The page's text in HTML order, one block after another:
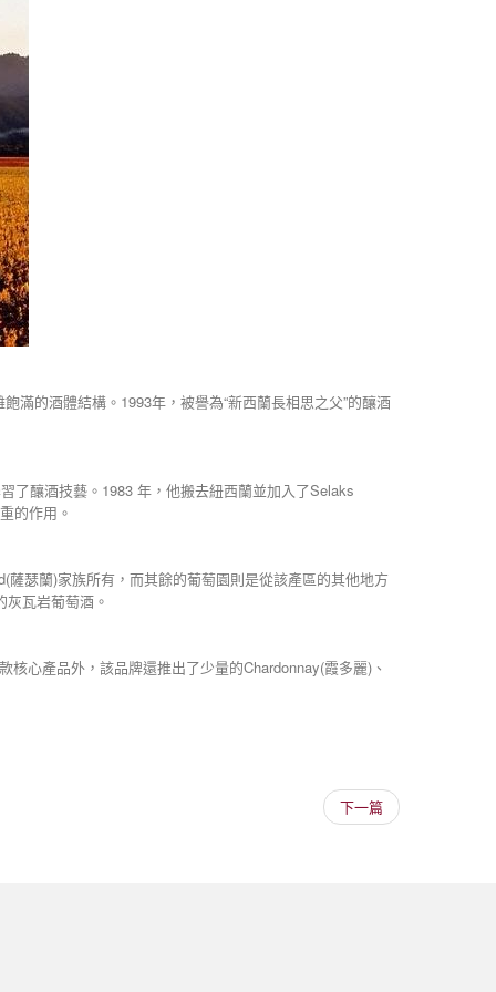
的酒體結構。1993年，被譽為“新西蘭長相思之父”的釀酒
釀酒技藝。1983 年，他搬去紐西蘭並加入了Selaks
的作用。
瑟蘭)家族所有，而其餘的葡萄園則是從該產區的其他地方
瓦岩葡萄酒。
心產品外，該品牌還推出了少量的Chardonnay(霞多麗)、
下一篇